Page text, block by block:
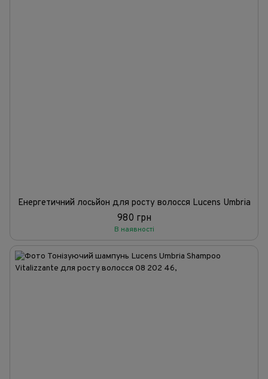
Енергетичний лосьйон для росту волосся Lucens Umbria
980 грн
В наявності